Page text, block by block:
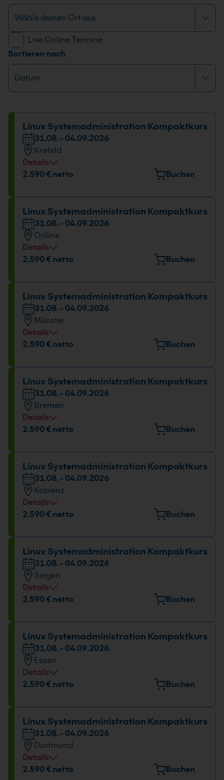
Live Online Termine
Sortieren nach
Linux Systemadministration Kompaktkurs
31.08. - 04.09.2026
Krefeld
Details
Veranstaltungsort
Datum und Uhrzeit
31.08. - 04.09.2026
09:00 - 16:00 Uhr
2.590 € netto Buchen
Linux Systemadministration Kompaktkurs
31.08. - 04.09.2026
Online
Details
Datum und Uhrzeit
2.590 € netto Buchen
Linux Systemadministration Kompaktkurs
31.08. - 04.09.2026
Münster
Details
Veranstaltungsort
Datum und Uhrzeit
31.08. - 04.09.2026
09:00 - 16:00 Uhr
2.590 € netto Buchen
Linux Systemadministration Kompaktkurs
31.08. - 04.09.2026
Bremen
Details
Veranstaltungsort
Datum und Uhrzeit
31.08. - 04.09.2026
09:00 - 16:00 Uhr
2.590 € netto Buchen
Linux Systemadministration Kompaktkurs
31.08. - 04.09.2026
Koblenz
Details
Veranstaltungsort
Datum und Uhrzeit
31.08. - 04.09.2026
09:00 - 16:00 Uhr
2.590 € netto Buchen
Linux Systemadministration Kompaktkurs
31.08. - 04.09.2026
Siegen
Details
Veranstaltungsort
Datum und Uhrzeit
31.08. - 04.09.2026
09:00 - 16:00 Uhr
2.590 € netto Buchen
Linux Systemadministration Kompaktkurs
31.08. - 04.09.2026
Essen
Details
Veranstaltungsort
Datum und Uhrzeit
31.08. - 04.09.2026
09:00 - 16:00 Uhr
2.590 € netto Buchen
Linux Systemadministration Kompaktkurs
31.08. - 04.09.2026
Dortmund
Details
Veranstaltungsort
2.590 € netto Buchen